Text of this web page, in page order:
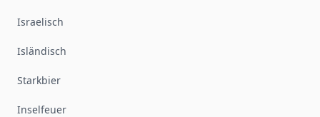
Israelisch
Isländisch
Starkbier
Inselfeuer